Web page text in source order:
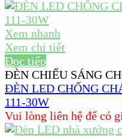
Xem nhanh
Xem chi tiết
Đọc tiếp
ĐÈN CHIẾU SÁNG
ĐÈN LED CHỐNG
111-30W
Vui lòng liên hệ để có